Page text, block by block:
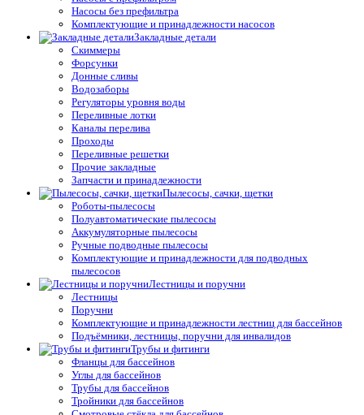
Насосы без префильтра
Комплектующие и принадлежности насосов
Закладные детали
Скиммеры
Форсунки
Донные сливы
Водозаборы
Регуляторы уровня воды
Переливные лотки
Каналы перелива
Проходы
Переливные решетки
Прочие закладные
Запчасти и принадлежности
Пылесосы, сачки, щетки
Роботы-пылесосы
Полуавтоматические пылесосы
Аккумуляторные пылесосы
Ручные подводные пылесосы
Комплектующие и принадлежности для подводных
пылесосов
Лестницы и поручни
Лестницы
Поручни
Комплектующие и принадлежности лестниц для бассейнов
Подъёмники, лестницы, поручни для инвалидов
Трубы и фитинги
Фланцы для бассейнов
Углы для бассейнов
Трубы для бассейнов
Тройники для бассейнов